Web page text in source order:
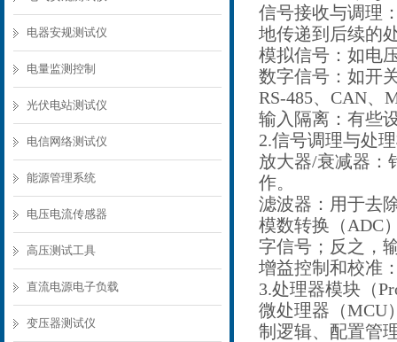
电器安规测试仪
电量监测控制
光伏电站测试仪
电信网络测试仪
能源管理系统
电压电流传感器
高压测试工具
直流电源电子负载
变压器测试仪
信号接收与调理
地传递到后续的
模拟信号：如电
数字信号：如开
RS-485、CAN
输入隔离：有些
2.信号调理与处
放大器/衰减器：
作。
滤波器：用于去
模数转换（ADC
字信号；反之，
增益控制和校准
3.处理器模块（
微处理器（MCU
制逻辑、配置管